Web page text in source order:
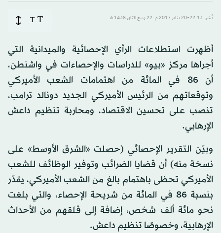
نُشر: 22:13-20 يناير 2017 م ـ 22 ربيع الثاني 1438 هـ T
T
أظهرت استطلاعات الرأي الإحصائية والميدانية التي
أجراها مركز «بيو» للدراسات والإحصاءات في واشنطن،
أن 86 في المائة من اهتمامات الشعب الأميركي
وتوقعاتهم من الرئيس الأميركي الجديد دونالد ترامب،
تنصب على تحسين الاقتصاد، ومحاربة تنظيم داعش
الإرهابي.
وبيّن التقرير الإحصائي (حصلت «الشرق الأوسط» على
نسخة منه) أن قضايا الضرائب وتوفير الوظائف للشعب
الأميركي تحظى باهتمام بالغ من الشعب الأميركي، يقدّر
بنسبة 86 في المائة من شريحة الإحصاء، والتي بلغت
نحو مائة ألف شخص، إضافة إلى قلقهم من الأحداث
الإرهابية، وخصوصًا تنظيم داعش.